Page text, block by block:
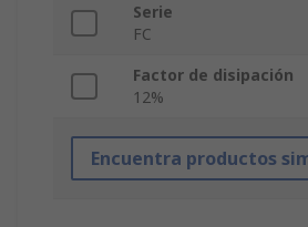
Serie
FC
Factor de disipación
12%
Encuentra productos